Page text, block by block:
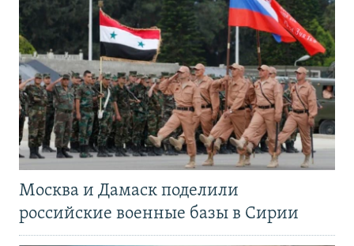
Москва и Дамаск поделили
российские военные базы в Сирии